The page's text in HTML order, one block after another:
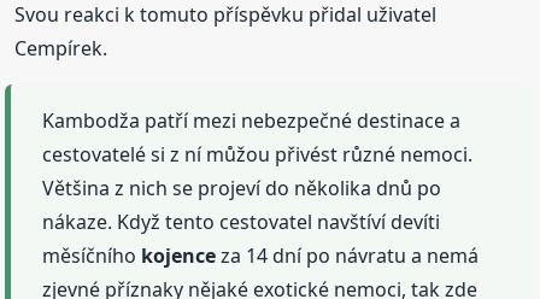
Svou reakci k tomuto příspěvku přidal uživatel
Cempírek.
Kambodža patří mezi nebezpečné destinace a
cestovatelé si z ní můžou přivést různé nemoci.
Většina z nich se projeví do několika dnů po
nákaze. Když tento cestovatel navštíví devíti
měsíčního kojenceza 14 dní po návratu a nemá
zjevné příznaky nějaké exotické nemoci, tak zde